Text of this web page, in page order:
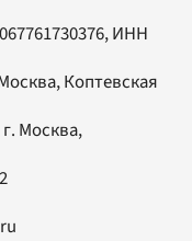
ИНН
Коптевская
Москва,